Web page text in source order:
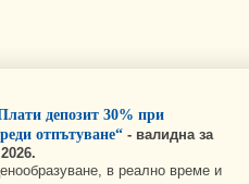
депозит 30% при
отпътуване“ - валидна за
в реално време и